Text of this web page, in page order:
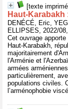
[texte
Haut-
DENÉCÉ, Eric,
ELLIPSES, 2022/
Cet ouvrage
Haut-Karabakh,
majoritairement
l'Arménie et
armées
particulièrement,
populations civiles.
l’arménophobie